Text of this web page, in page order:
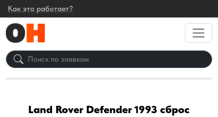
Как это работает?
Land Rover Defender 1993 сброс